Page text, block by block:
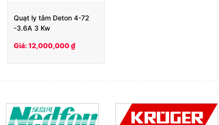
Quạt ly tâm Deton 4-72
-3.6A 3 Kw
Giá: 12,000,000 ₫